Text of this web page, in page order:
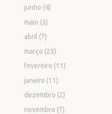
junho (4)
maio (3)
abril (7)
março (23)
fevereiro (11)
janeiro (11)
dezembro (2)
novembro (7)